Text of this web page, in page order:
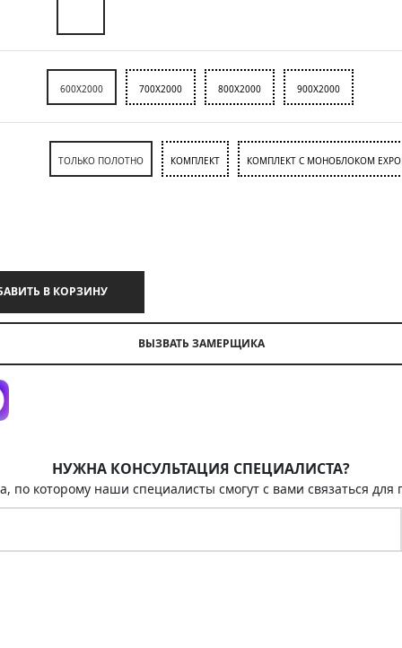
600X2000 700X2000 800X2000 900X2000
ТОЛЬКО ПОЛОТНО КОМПЛЕКТ КОМПЛЕКТ С МОНОБЛОКОМ
ДОБАВИТЬ В КОРЗИНУ
ВЫЗВАТЬ ЗАМЕРЩИКА
НУЖНА КОНСУЛЬТАЦИЯ СПЕЦИАЛИСТА?
по которому наши специалисты смогут с вами связаться для